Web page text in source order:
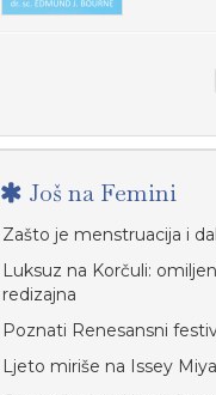
Još na Femini
Zašto je menstruacija i
Luksuz na Korčuli:
redizajna
Poznati Renesansni
Ljeto miriše na Issey